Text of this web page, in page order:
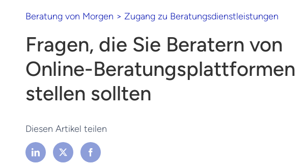
Beratung von Morgen > Zugang zu Beratungsdienstleistungen
Fragen, die Sie Beratern von
Online-Beratungsplattformen
stellen sollten
Diesen Artikel teilen